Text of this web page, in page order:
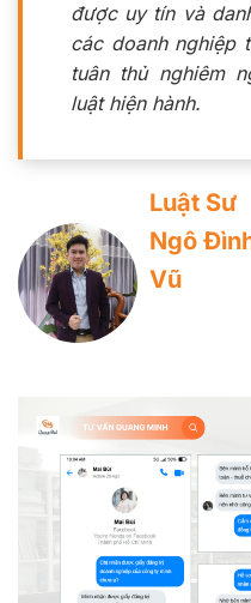
được uy tín và
các doanh nghiệp
tuân thủ nghiêm
luật hiện hành.
Luật Sư
Ngô
Vũ